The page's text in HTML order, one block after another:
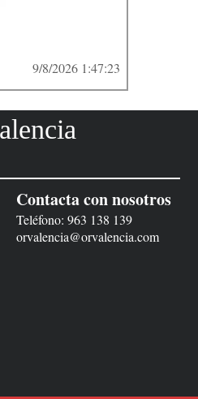
9/8/2026 1:47:23
Contacta con nosotros
Teléfono: 963 138 139
orvalencia@orvalencia.com